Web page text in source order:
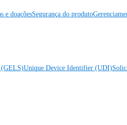
e doaçõesSegurança do produto
(GELS)Unique Device Identifier (UDI)